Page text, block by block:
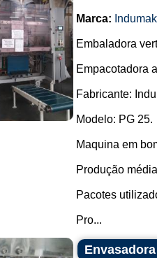
Marca: Indumak
Embaladora
Empacotadora
Fabricante:
Modelo: PG 25.
Maquina em
Produção
Pacotes
Pro...